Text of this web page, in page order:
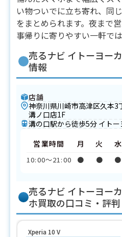
い物ついでに立ち寄れ、同
をまとめられます。夜まで
事帰りに寄りやすい一軒で
売るナビ イトーヨー
情報
店舗
神奈川県川崎市高津区久本
溝ノ口店1F
溝の口駅から徒歩5分 イト
営業時間
10:00〜21:00
月
●
火
●
水
●
売るナビ イトーヨー
ホ買取の口コミ・評
Xperia 10 V